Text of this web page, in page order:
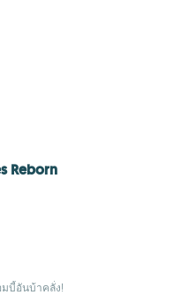
Reborn
มบี้อันบ้าคลั่ง!